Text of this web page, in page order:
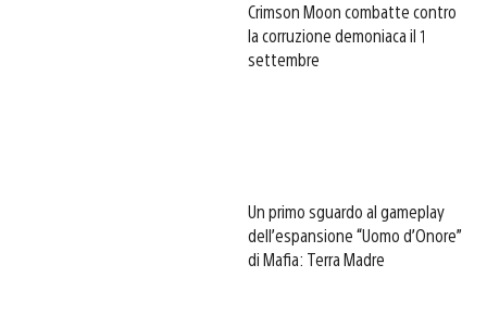
Crimson Moon combatte contro
la corruzione demoniaca il 1
settembre
Un primo sguardo al gameplay
dell’espansione “Uomo d’Onore”
di Mafia: Terra Madre